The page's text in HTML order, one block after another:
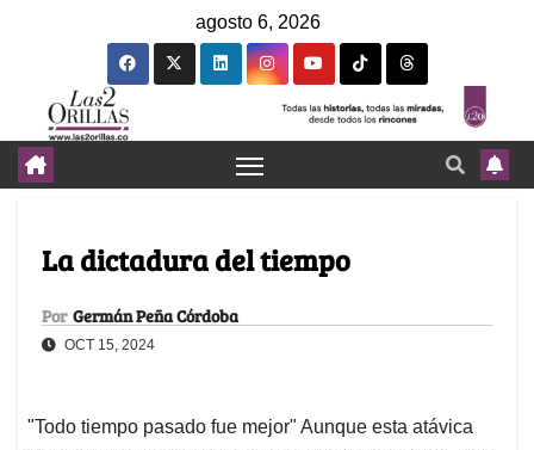
agosto 6, 2026
La dictadura del tiempo
Por Germán Peña Córdoba
OCT 15, 2024
"Todo tiempo pasado fue mejor" Aunque esta atávica